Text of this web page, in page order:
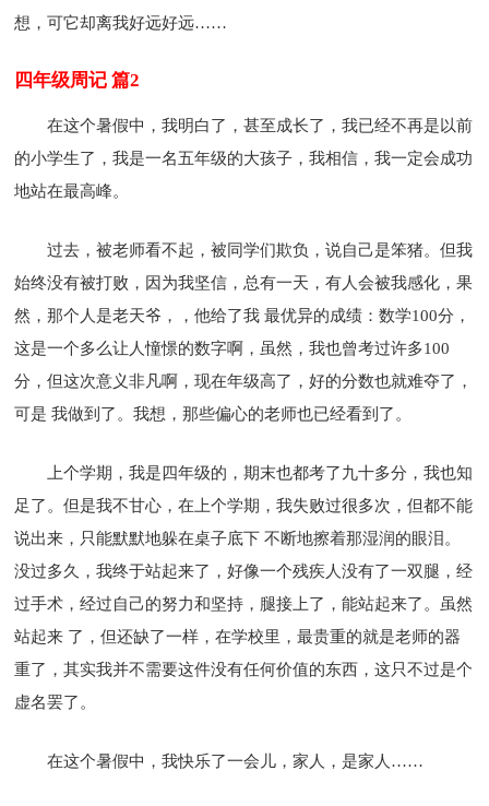
想，可它却离我好远好远……
四年级周记 篇2
在这个暑假中，我明白了，甚至成长了，我已经不再是以前
的小学生了，我是一名五年级的大孩子，我相信，我一定会成功
地站在最高峰。
过去，被老师看不起，被同学们欺负，说自己是笨猪。但我
始终没有被打败，因为我坚信，总有一天，有人会被我感化，果
然，那个人是老天爷，，他给了我 最优异的成绩：数学100分，
这是一个多么让人憧憬的数字啊，虽然，我也曾考过许多100
分，但这次意义非凡啊，现在年级高了，好的分数也就难夺了，
可是 我做到了。我想，那些偏心的老师也已经看到了。
上个学期，我是四年级的，期末也都考了九十多分，我也知
足了。但是我不甘心，在上个学期，我失败过很多次，但都不能
说出来，只能默默地躲在桌子底下 不断地擦着那湿润的眼泪。
没过多久，我终于站起来了，好像一个残疾人没有了一双腿，经
过手术，经过自己的努力和坚持，腿接上了，能站起来了。虽然
站起来 了，但还缺了一样，在学校里，最贵重的就是老师的器
重了，其实我并不需要这件没有任何价值的东西，这只不过是个
虚名罢了。
在这个暑假中，我快乐了一会儿，家人，是家人……